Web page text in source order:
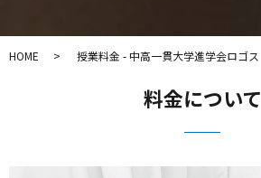
HOME 授業料金 - 中高一貫大学進学会ロゴス
料金について